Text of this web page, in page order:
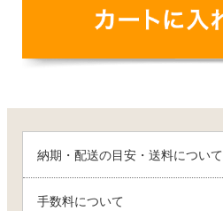
納期・配送の目安・送料について
手数料について